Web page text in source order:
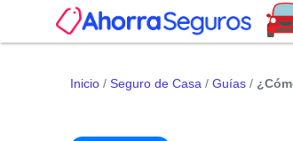
Inicio / Seguro de Casa / Guías /